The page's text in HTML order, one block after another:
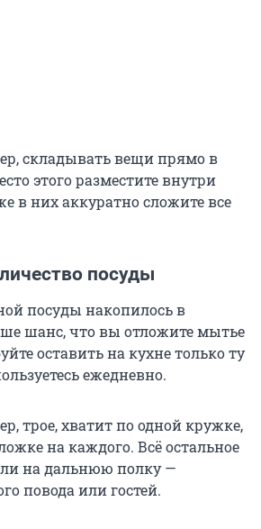
складывать вещи прямо в
этого разместите внутри
в них аккуратно сложите все
посуды
посуды накопилось в
шанс, что вы отложите мытье
оставить на кухне только ту
ежедневно.
трое, хватит по одной кружке,
на каждого. Всё остальное
на дальнюю полку —
повода или гостей.